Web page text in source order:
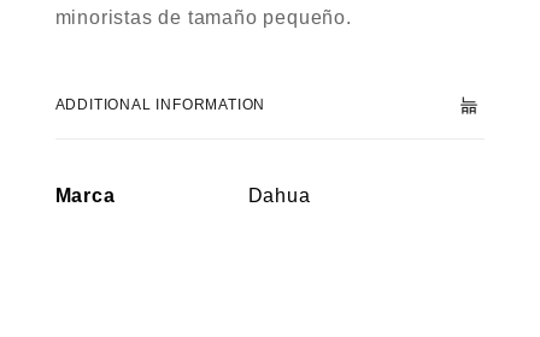
minoristas de tamaño pequeño.
ADDITIONAL INFORMATION
Marca Dahua